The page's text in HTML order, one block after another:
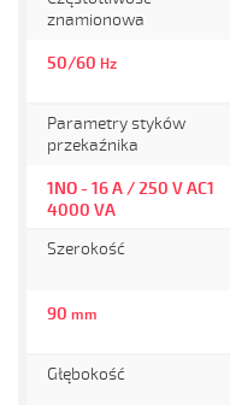
znamionowa
50/60 Hz
Parametry styków
przekaźnika
1NO - 16 A / 250 V AC1
4000 VA
Szerokość
90 mm
Głębokość